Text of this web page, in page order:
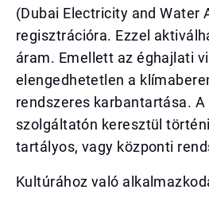
(Dubai Electricity and Water
regisztrációra. Ezzel
áram. Emellett az éghajlati
elengedhetetlen a
rendszeres karbantartása.
szolgáltatón keresztül
tartályos, vagy központi
Kultúrához való